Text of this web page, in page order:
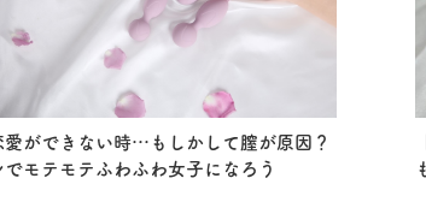
愛ができない時…もしかして膣が原因？
でモテモテふわふわ女子になろう